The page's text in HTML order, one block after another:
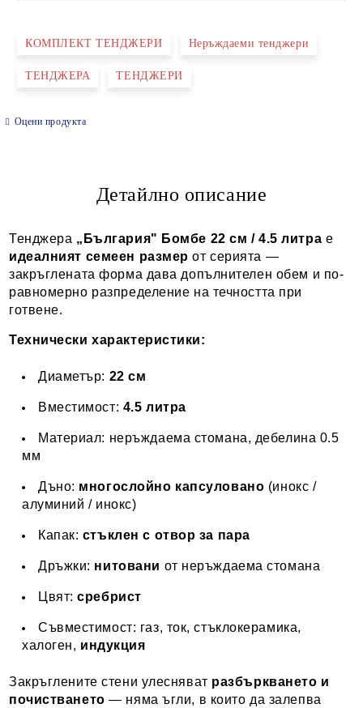
КОМПЛЕКТ ТЕНДЖЕРИ Неръждаеми тенджери
ТЕНДЖЕРА ТЕНДЖЕРИ
Оцени продукта
Детайлно описание
Тенджера „България" Бомбе 22 см / 4.5 литра е
идеалният семеен размер от серията —
закръглената форма дава допълнителен обем и по-
равномерно разпределение на течността при
готвене.
Технически характеристики:
Диаметър: 22 см
Вместимост: 4.5 литра
Материал: неръждаема стомана, дебелина 0.5
мм
Дъно: многослойно капсуловано (инокс /
алуминий / инокс)
Капак: стъклен с отвор за пара
Дръжки: нитовани от неръждаема стомана
Цвят:сребрист
Съвместимост: газ, ток, стъклокерамика,
халоген, индукция
Закръглените стени улесняват разбъркването и
почистването — няма ъгли, в които да залепва